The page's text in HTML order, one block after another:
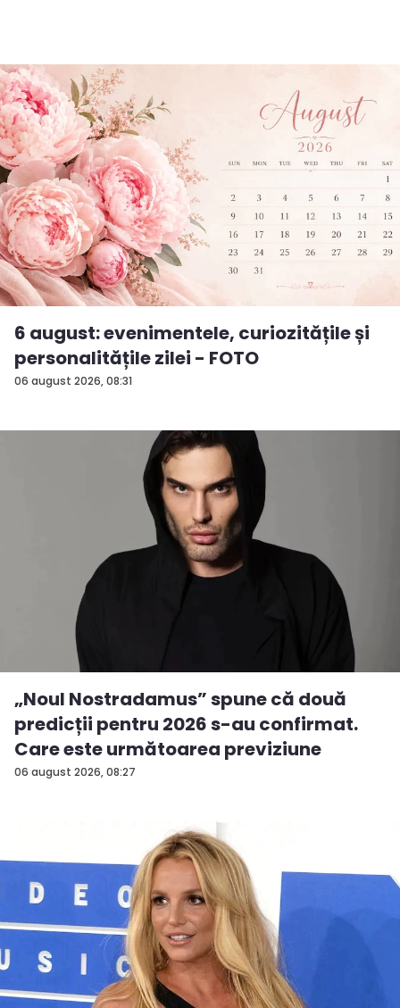
06 august 2026, 08:31
6 august: evenimentele, curiozitățile și
personalitățile zilei - FOTO
06 august 2026, 08:27
„Noul Nostradamus” spune că două
predicții pentru 2026 s-au confirmat.
Care este următoarea previziune